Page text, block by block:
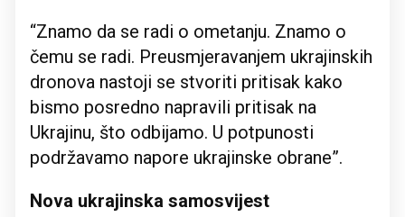
“Znamo da se radi o ometanju. Znamo o
čemu se radi. Preusmjeravanjem ukrajinskih
dronova nastoji se stvoriti pritisak kako
bismo posredno napravili pritisak na
Ukrajinu, što odbijamo. U potpunosti
podržavamo napore ukrajinske obrane”.
Nova ukrajinska samosvijest